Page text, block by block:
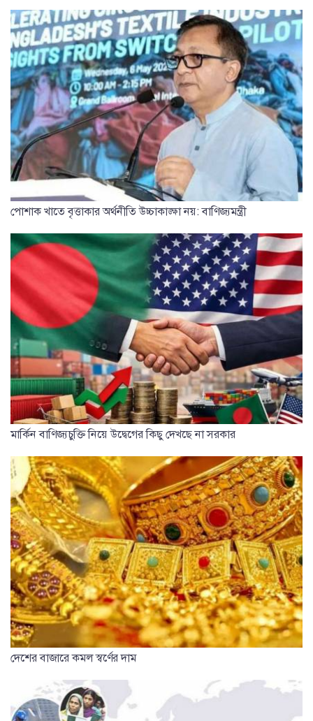
পোশাক খাতে বৃত্তাকার অর্থনীতি উচ্চাকাঙ্ক্ষা নয়: বাণিজ্যমন্ত্রী
মার্কিন বাণিজ্যচুক্তি নিয়ে উদ্বেগের কিছু দেখছে না সরকার
দেশের বাজারে কমল স্বর্ণের দাম